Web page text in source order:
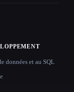
données et au SQL